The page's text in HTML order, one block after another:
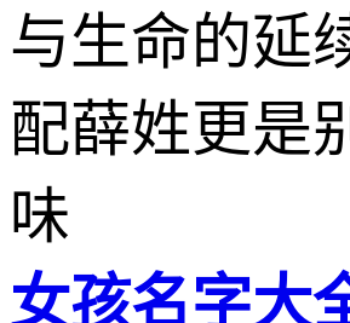
与生命的延
配薛姓更是
味
女孩名字大